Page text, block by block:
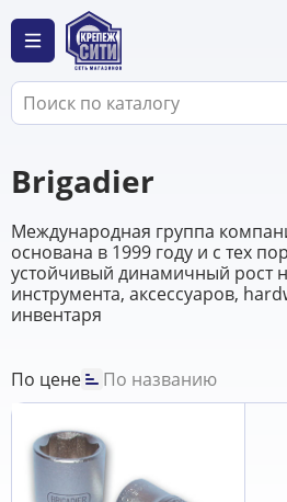
Brigadier
Международная группа
основана в 1999 году и с тех
устойчивый динамичный рост
инструмента, аксессуаров,
инвентаря
По цене По названию